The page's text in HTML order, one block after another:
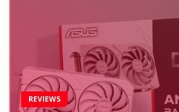
REVIEWS